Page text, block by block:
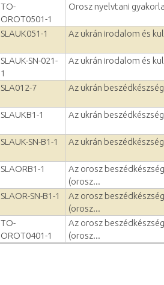
TO-
OROT0501-1
Orosz nyelvtani
SLAUK051-1
Az ukrán irodalom és
SLAUK-SN-021-
1
Az ukrán irodalom és
SLA012-7
Az ukrán
SLAUKB1-1
Az ukrán
SLAUK-SN-B1-1
Az ukrán
SLAORB1-1
Az orosz
(orosz...
SLAOR-SN-B1-1
Az orosz
(orosz...
TO-
OROT0401-1
Az orosz
(orosz...